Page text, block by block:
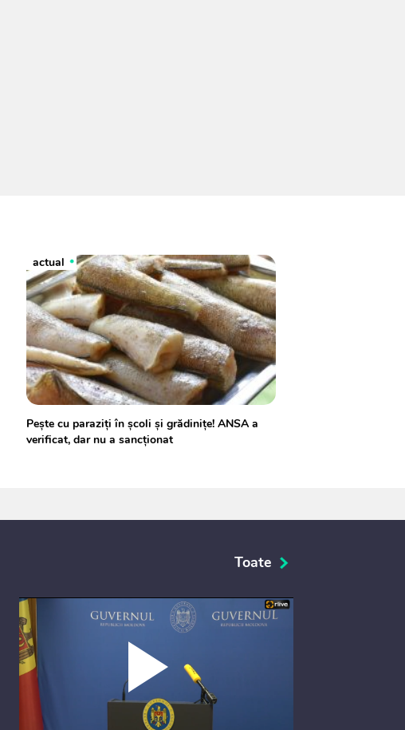
actual
Pește cu paraziți în școli și grădinițe! ANSA a
verificat, dar nu a sancționat
Toate